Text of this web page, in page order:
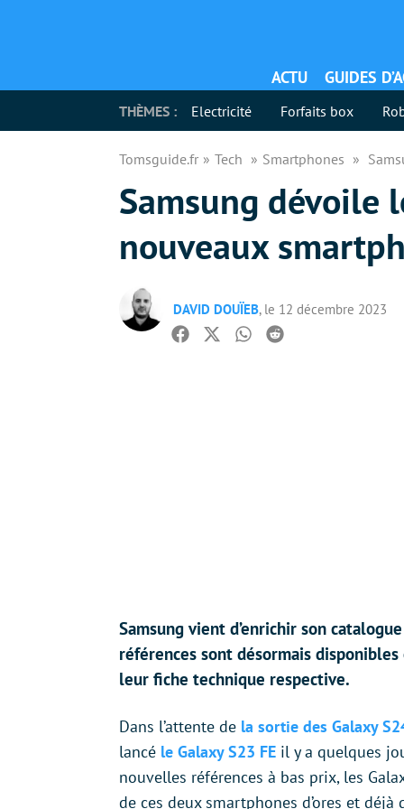
ACTU GUIDES
THÈMES : Electricité Forfaits box
Tomsguide.fr Tech Smartphones
Samsung dévoile
nouveaux
DAVID DOUÏEB, le 12 décembre 2023
Facebook
TwitterWhatsapp
Reddit
Samsung vient d’enrichir son
références sont désormais
leur fiche technique respective.
Dans l’attente de la sortie des Galaxy
lancé le Galaxy S23 FE il y a quelques
nouvelles références à bas prix, les
de ces deux smartphones d’ores et